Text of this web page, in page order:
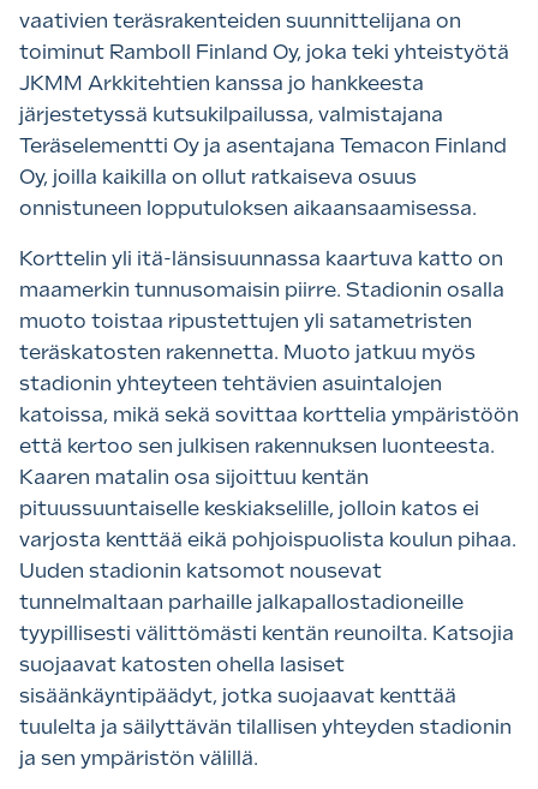
vaativien teräsrakenteiden suunnittelijana on
toiminut Ramboll Finland Oy, joka teki yhteistyötä
JKMM Arkkitehtien kanssa jo hankkeesta
järjestetyssä kutsukilpailussa, valmistajana
Teräselementti Oy ja asentajana Temacon Finland
Oy, joilla kaikilla on ollut ratkaiseva osuus
onnistuneen lopputuloksen aikaansaamisessa.
Korttelin yli itä-länsisuunnassa kaartuva katto on
maamerkin tunnusomaisin piirre. Stadionin osalla
muoto toistaa ripustettujen yli satametristen
teräskatosten rakennetta. Muoto jatkuu myös
stadionin yhteyteen tehtävien asuintalojen
katoissa, mikä sekä sovittaa korttelia ympäristöön
että kertoo sen julkisen rakennuksen luonteesta.
Kaaren matalin osa sijoittuu kentän
pituussuuntaiselle keskiakselille, jolloin katos ei
varjosta kenttää eikä pohjoispuolista koulun pihaa.
Uuden stadionin katsomot nousevat
tunnelmaltaan parhaille jalkapallostadioneille
tyypillisesti välittömästi kentän reunoilta. Katsojia
suojaavat katosten ohella lasiset
sisäänkäyntipäädyt, jotka suojaavat kenttää
tuulelta ja säilyttävän tilallisen yhteyden stadionin
ja sen ympäristön välillä.